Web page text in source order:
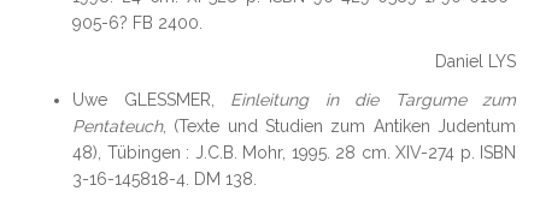
905-6? FB 2400.
Daniel LYS
Uwe GLESSMER, Einleitung in die Targume zum
Pentateuch, (Texte und Studien zum Antiken Judentum
48), Tübingen : J.C.B. Mohr, 1995. 28 cm. XIV-274 p. ISBN
3-16-145818-4. DM 138.